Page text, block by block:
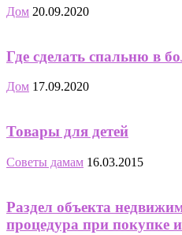
Дом 20.09.2020
Где сделать спальню в
Дом 17.09.2020
Товары для детей
Советы дамам 16.03.2015
Раздел объекта
процедура при покупке